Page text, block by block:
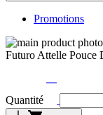
Promotions
Futuro Attelle
Quantité